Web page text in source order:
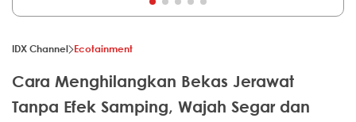
IDX Channel Ecotainment
Cara Menghilangkan Bekas Jerawat
Tanpa Efek Samping, Wajah Segar dan